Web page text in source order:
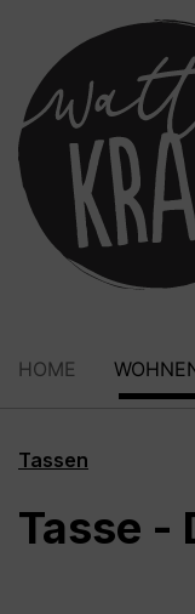
Zur
HOME
Tassen
Tasse -